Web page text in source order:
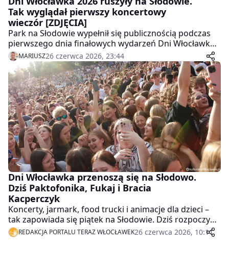
Tak wyglądał pierwszy koncertowy
wieczór [ZDJĘCIA]
Park na Słodowie wypełnił się publicznością podczas
pierwszego dnia finałowych wydarzeń Dni Włocławka
2026. Na scenie pojawili się Paktofonika Orkiestra,
Fukaj oraz Bracia Kacperczyk. Zobaczcie naszą
fotorelację.
MARIUSZ26 czerwca 2026, 23:44
Dni Włocławka przenoszą się na Słodowo.
Dziś Paktofonika, Fukaj i Bracia
Kacperczyk
Koncerty, jarmark, food trucki i animacje dla dzieci –
tak zapowiada się piątek na Słodowie. Dziś rozpoczyna
się finałowy weekend Dni Włocławka, który potrwa do
niedzieli.
REDAKCJA PORTALU TERAZ WŁOCŁAWEK26 czerwca 2026, 10:11